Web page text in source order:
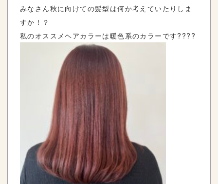
みなさん秋に向けての髪型は何か考えていたりしま
すか！？
私のオススメヘアカラーは暖色系のカラーです????